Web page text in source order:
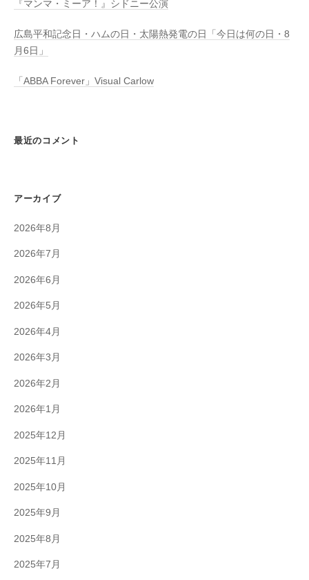
『マンマ・ミーア！』シドニー公演
広島平和記念日・ハムの日・太陽熱発電の日「今日は何の日・8
月6日」
「ABBA Forever」Visual Carlow
最近のコメント
アーカイブ
2026年8月
2026年7月
2026年6月
2026年5月
2026年4月
2026年3月
2026年2月
2026年1月
2025年12月
2025年11月
2025年10月
2025年9月
2025年8月
2025年7月